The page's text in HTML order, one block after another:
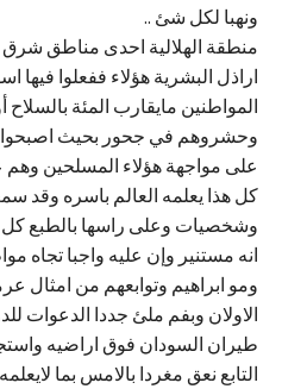
ونهبا لكل شئ ..
منطقة الهلالية احدى مناطق شرق
اراذل البشرية هؤلاء ففعلوا فيها
المواطنين مايقارب المئة بالسلاح
وحشروهم في جحور بحيث اصبحوا
على مواجهة هؤلاء المسلحين
كل هذا يعلمه العالم باسره وقد
وشخصيات وعلى راسها بالطبع كل
انه مستنير وإن عليه واجبا تجاه
ومو ابراهيم وتوابعهم من امثال
الاولان وبفم ملئ جددا
طيران السودان فوق اراضيه
التابع نعق مغردا بالامس بما